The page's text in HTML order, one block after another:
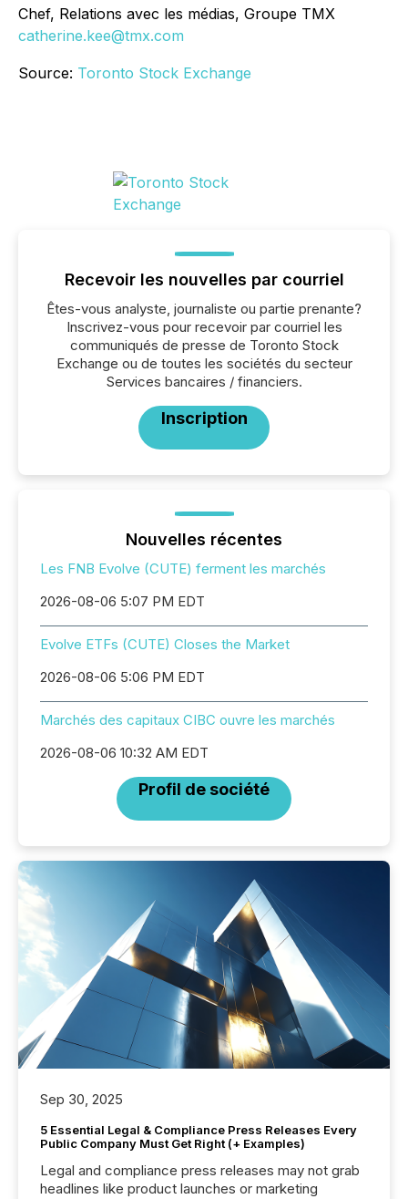
Chef, Relations avec les médias, Groupe TMX
catherine.kee@tmx.com
Source: Toronto Stock Exchange
Recevoir les nouvelles par courriel
Êtes-vous analyste, journaliste ou partie prenante?
Inscrivez-vous pour recevoir par courriel les
communiqués de presse de Toronto Stock
Exchange ou de toutes les sociétés du secteur
Services bancaires / financiers.
Inscription
Nouvelles récentes
Les FNB Evolve (CUTE) ferment les marchés
2026-08-06 5:07 PM EDT
Evolve ETFs (CUTE) Closes the Market
2026-08-06 5:06 PM EDT
Marchés des capitaux CIBC ouvre les marchés
2026-08-06 10:32 AM EDT
Profil de société
Sep 30, 2025
5 Essential Legal & Compliance Press Releases Every
Public Company Must Get Right (+ Examples)
Legal and compliance press releases may not grab
headlines like product launches or marketing